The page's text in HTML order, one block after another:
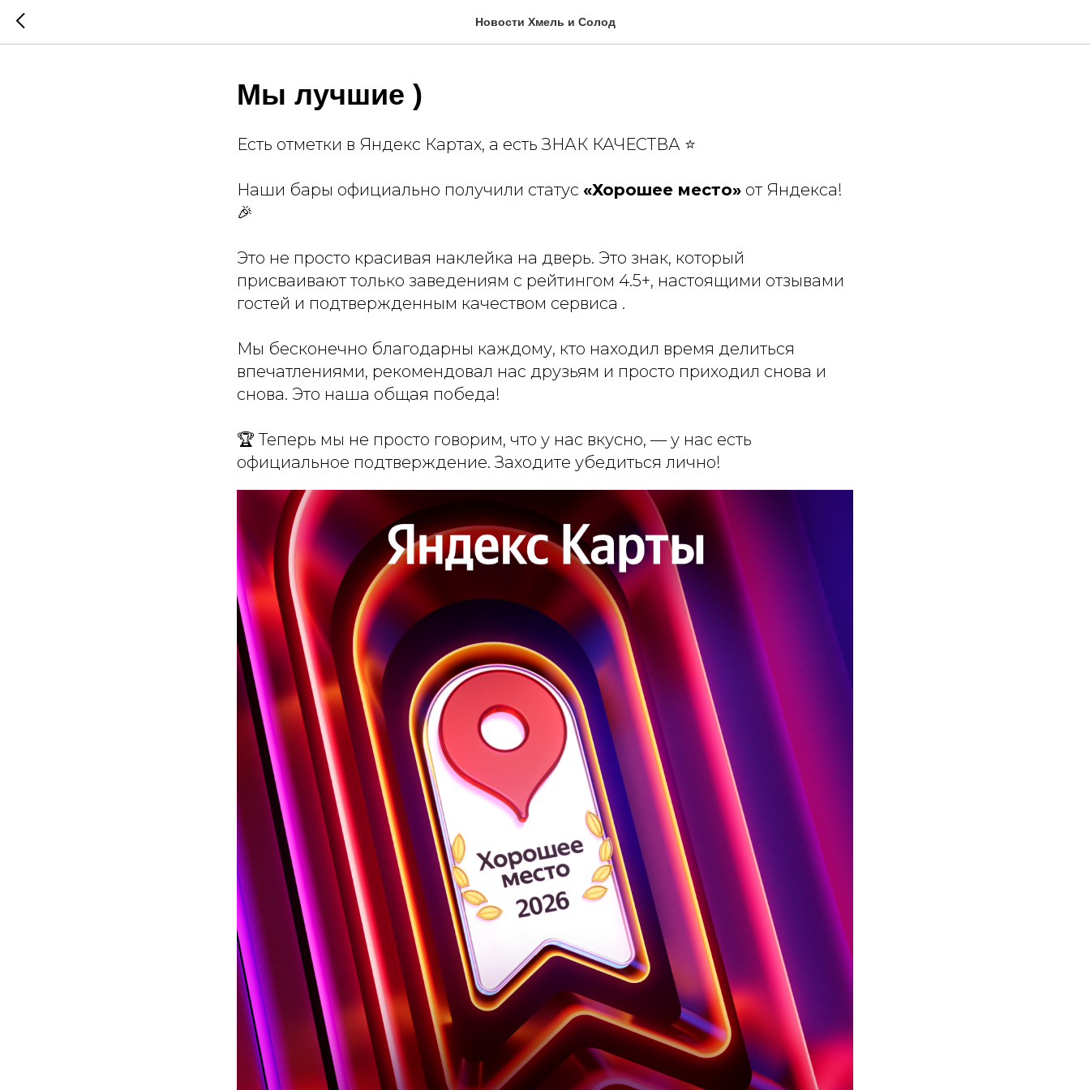
Новости Хмель и Солод
Мы лучшие )
Есть отметки в Яндекс Картах, а есть ЗНАК КАЧЕСТВА ⭐
Наши бары официально получили статус «Хорошее место» от Яндекса!
🎉
Это не просто красивая наклейка на дверь. Это знак, который
присваивают только заведениям с рейтингом 4.5+, настоящими отзывами
гостей и подтвержденным качеством сервиса .
Мы бесконечно благодарны каждому, кто находил время делиться
впечатлениями, рекомендовал нас друзьям и просто приходил снова и
снова. Это наша общая победа!
🏆 Теперь мы не просто говорим, что у нас вкусно, — у нас есть
официальное подтверждение. Заходите убедиться лично!